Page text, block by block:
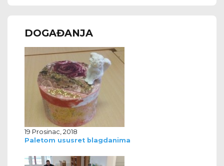
DOGAĐANJA
19 Prosinac, 2018
Paletom ususret blagdanima